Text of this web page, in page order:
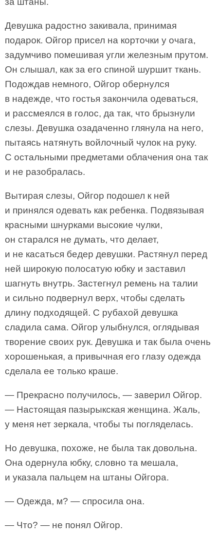
Девушка радостно закивала, принимая
подарок. Ойгор присел на корточки у очага,
задумчиво помешивая угли железным прутом.
Он слышал, как за его спиной шуршит ткань.
Подождав немного, Ойгор обернулся
в надежде, что гостья закончила одеваться,
и рассмеялся в голос, да так, что брызнули
слезы. Девушка озадаченно глянула на него,
пытаясь натянуть войлочный чулок на руку.
С остальными предметами облачения она так
и не разобралась.
Вытирая слезы, Ойгор подошел к ней
и принялся одевать как ребенка. Подвязывая
красными шнурками высокие чулки,
он старался не думать, что делает,
и не касаться бедер девушки. Растянул перед
ней широкую полосатую юбку и заставил
шагнуть внутрь. Застегнул ремень на талии
и сильно подвернул верх, чтобы сделать
длину подходящей. С рубахой девушка
сладила сама. Ойгор улыбнулся, оглядывая
творение своих рук. Девушка и так была очень
хорошенькая, а привычная его глазу одежда
сделала ее только краше.
— Прекрасно получилось, — заверил Ойгор.
— Настоящая пазырыкская женщина. Жаль,
у меня нет зеркала, чтобы ты погляделась.
Но девушка, похоже, не была так довольна.
Она одернула юбку, словно та мешала,
и указала пальцем на штаны Ойгора.
— Одежда, м? — спросила она.
— Что? — не понял Ойгор.